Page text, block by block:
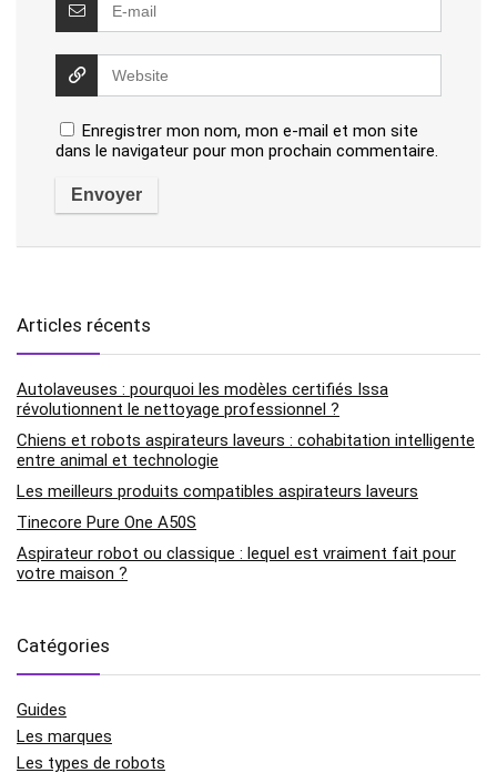
Enregistrer mon nom, mon e-mail et mon site
dans le navigateur pour mon prochain commentaire.
Articles récents
Autolaveuses : pourquoi les modèles certifiés Issa
révolutionnent le nettoyage professionnel ?
Chiens et robots aspirateurs laveurs : cohabitation intelligente
entre animal et technologie
Les meilleurs produits compatibles aspirateurs laveurs
Tinecore Pure One A50S
Aspirateur robot ou classique : lequel est vraiment fait pour
votre maison ?
Catégories
Guides
Les marques
Les types de robots